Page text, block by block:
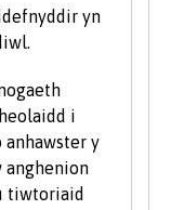
5 mlynedd)
parhau i
wedi
mewn
y
mynd
yn
i
anhawster y
anghenion
tiwtoriaid